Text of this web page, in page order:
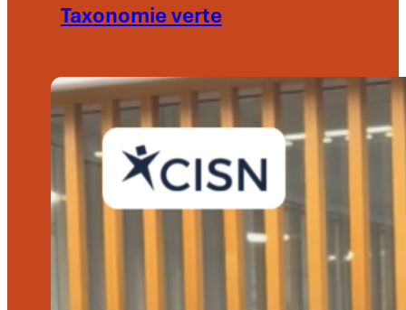
Taxonomie verte